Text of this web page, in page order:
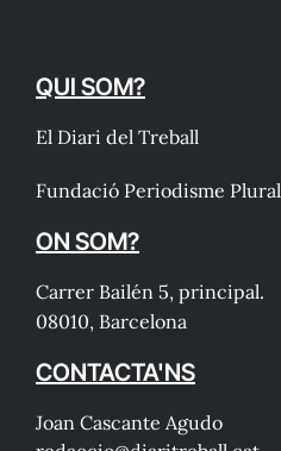
QUI SOM?
El Diari del Treball
Fundació Periodisme Plural
ON SOM?
Carrer Bailén 5, principal.
08010, Barcelona
CONTACTA'NS
Joan Cascante Agudo